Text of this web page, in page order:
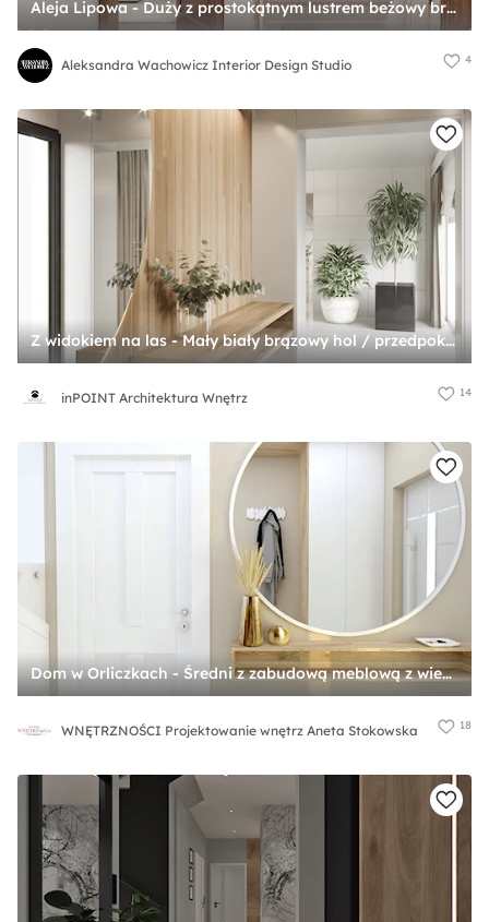
Aleja Lipowa - Duży z prostokątnym lustrem beżowy brązowy szary z lustrem na ścianie z drewnianymi drzwiami z frezowanymi drzwiami hol / przedpokój, styl glamour - zdjęcie od Aleksandra Wachowicz Interior Design Studio
Aleksandra Wachowicz Interior Design Studio 4
Z widokiem na las - Mały biały brązowy hol / przedpokój, styl glamour - zdjęcie od inPOINT Architektura Wnętrz
inPOINT Architektura Wnętrz 14
Dom w Orliczkach - Średni z zabudową meblową z wieszakiem z okrągłym lustrem beżowy biały brązowy z lustrem na ścianie z półkami na ścianie z farbą na ścianie z drzwiami przylgowymi z przeszklonymi drzwiami hol / przedpokój, styl nowoczesny - zdjęcie od WNĘTRZNOŚCI Projektowanie wnętrz Aneta Stokowska
WNĘTRZNOŚCI Projektowanie wnętrz Aneta Stokowska 18